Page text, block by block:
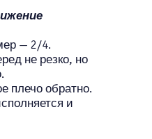
— 2/4.
не резко, но
плечо обратно.
и